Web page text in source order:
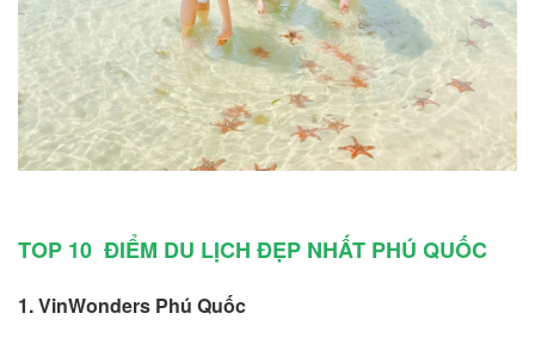
TOP 10 ĐIỂM DU LỊCH ĐẸP NHẤT PHÚ QUỐC
1. VinWonders Phú Quốc